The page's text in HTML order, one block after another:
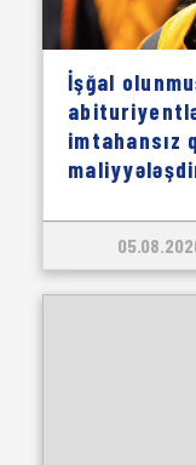
İşğal
imtahansız